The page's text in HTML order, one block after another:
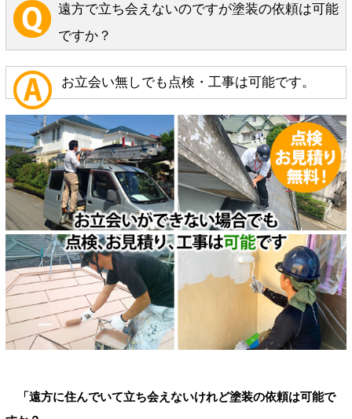
遠方で立ち会えないのですが塗装の依頼は可能
ですか？
お立会い無しでも点検・工事は可能です。
「遠方に住んでいて立ち会えないけれど塗装の依頼は可能で